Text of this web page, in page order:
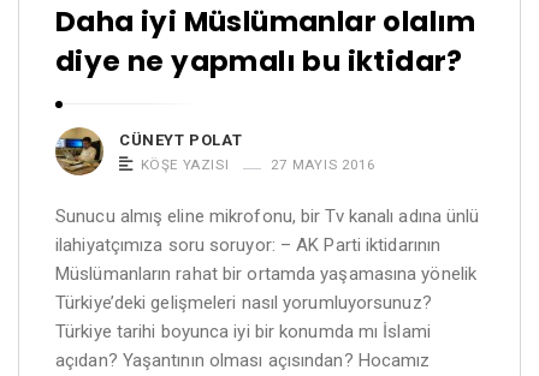
Daha iyi Müslümanlar olalım
diye ne yapmalı bu iktidar?
CÜNEYT POLAT
KÖŞE YAZISI 27 MAYIS 2016
Sunucu almış eline mikrofonu, bir Tv kanalı adına ünlü
ilahiyatçımıza soru soruyor: – AK Parti iktidarının
Müslümanların rahat bir ortamda yaşamasına yönelik
Türkiye’deki gelişmeleri nasıl yorumluyorsunuz?
Türkiye tarihi boyunca iyi bir konumda mı İslami
açıdan? Yaşantının olması açısından? Hocamız